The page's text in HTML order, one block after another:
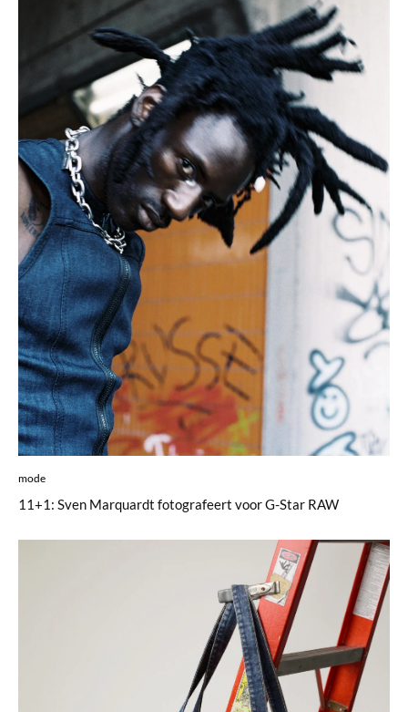
mode
11+1: Sven Marquardt fotografeert voor G-Star RAW